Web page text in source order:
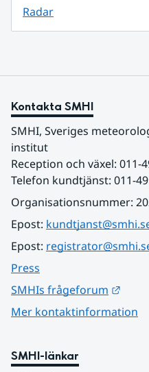
Radar
Kontakta SMHI
SMHI, Sveriges
institut
Reception och växel: 011-
Telefon kundtjänst: 011-
Organisationsnummer:
Epost:
Epost:
Press
SMHIs frågeforum
Mer kontaktinformation
SMHI-länkar